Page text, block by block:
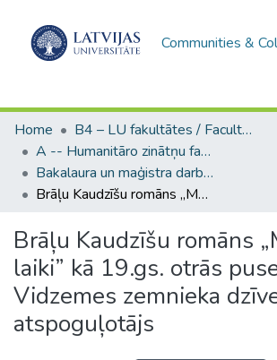
Communities &
Home
B4 – LU fakultātes / Faculties of the UL
A -- Humanitāro zinātņu fakultāte / Faculty of Humanities
Bakalaura un maģistra darbi (HZF) / Bachelor's and Master's theses
Brāļu Kaudzīšu romāns „Mērnieku laiki” kā 19.gs. otrās puses Vidzemes zemnieka dzīves atspoguļotājs
Brāļu Kaudzīšu romāns
laiki” kā 19.gs. otrās
Vidzemes zemnieka
atspoguļotājs